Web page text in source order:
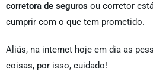
corretora de seguros ou corretor
cumprir com o que tem prometido.
Aliás, na internet hoje em dia as
coisas, por isso, cuidado!